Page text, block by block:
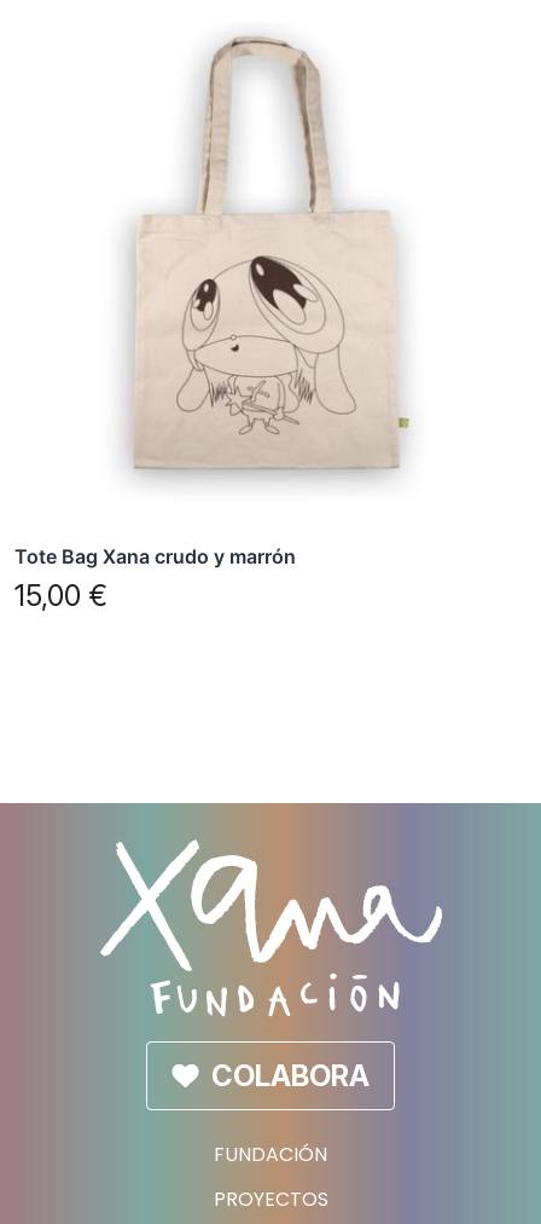
Tote Bag Xana crudo y marrón
15,00 €
FUNDACIÓN
PROYECTOS
COLABORA